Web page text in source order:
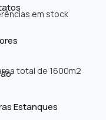
Estanques
em stock
total de 1600m2